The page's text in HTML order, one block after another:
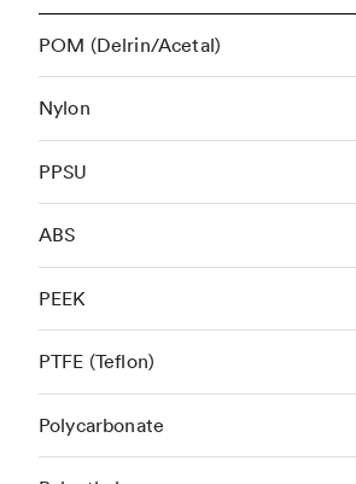
POM (Delrin/Acetal)
Nylon
PPSU
ABS
PEEK
PTFE (Teflon)
Polycarbonate